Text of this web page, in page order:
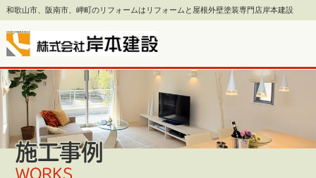
和歌山市、阪南市、岬町のリフォームはリフォームと屋根外壁塗装専門店岸本建設
施工事例
WORKS